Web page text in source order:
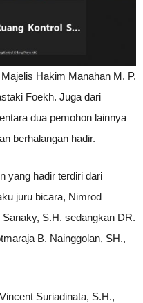
Hakim Manahan M. P.
Foekh. Juga dari
dua pemohon lainnya
berhalangan hadir.
yang hadir terdiri dari
juru bicara, Nimrod
S.H. sedangkan DR.
B. Nainggolan, SH.,
Suriadinata, S.H.,